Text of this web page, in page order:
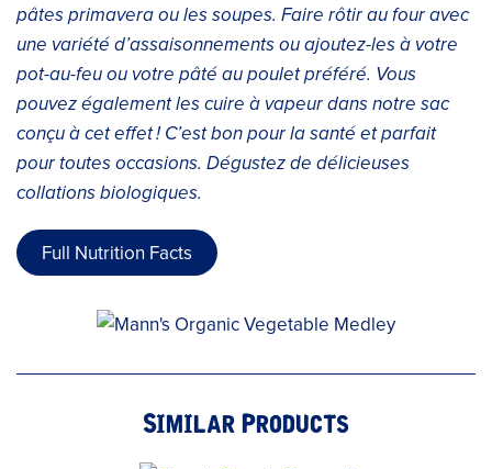
pâtes primavera ou les soupes. Faire rôtir au four avec
une variété d’assaisonnements ou ajoutez-les à votre
pot-au-feu ou votre pâté au poulet préféré. Vous
pouvez également les cuire à vapeur dans notre sac
conçu à cet effet ! C’est bon pour la santé et parfait
pour toutes occasions. Dégustez de délicieuses
collations biologiques.
Full Nutrition Facts
Similar Products